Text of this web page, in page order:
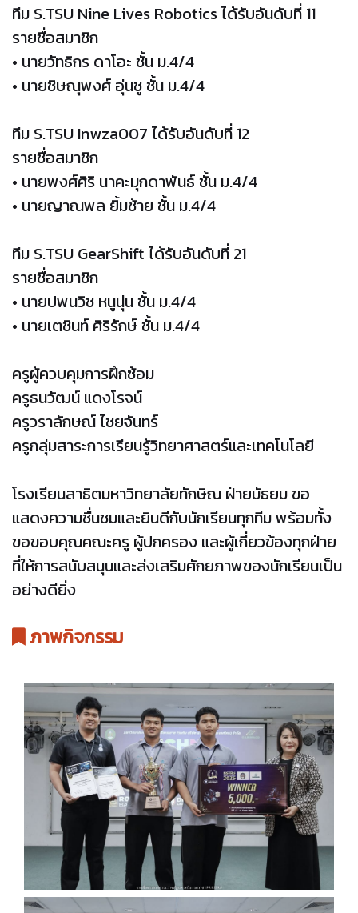
ทีม S.TSU Nine Lives Robotics ได้รับอันดับที่ 11
รายชื่อสมาชิก
• นายวัทธิกร ดาโอะ ชั้น ม.4/4
• นายชิษณุพงศ์ อุ่นชู ชั้น ม.4/4
ทีม S.TSU Inwza007 ได้รับอันดับที่ 12
รายชื่อสมาชิก
• นายพงศ์ศิริ นาคะมุกดาพันธ์ ชั้น ม.4/4
• นายญาณพล ยิ้มซ้าย ชั้น ม.4/4
ทีม S.TSU GearShift ได้รับอันดับที่ 21
รายชื่อสมาชิก
• นายปพนวิช หนูนุ่น ชั้น ม.4/4
• นายเตชินท์ ศิริรักษ์ ชั้น ม.4/4
ครูผู้ควบคุมการฝึกซ้อม
ครูธนวัฒน์ แดงโรจน์
ครูวราลักษณ์ ไชยจันทร์
ครูกลุ่มสาระการเรียนรู้วิทยาศาสตร์และเทคโนโลยี
โรงเรียนสาธิตมหาวิทยาลัยทักษิณ ฝ่ายมัธยม ขอ
แสดงความชื่นชมและยินดีกับนักเรียนทุกทีม พร้อมทั้ง
ขอขอบคุณคณะครู ผู้ปกครอง และผู้เกี่ยวข้องทุกฝ่าย
ที่ให้การสนับสนุนและส่งเสริมศักยภาพของนักเรียนเป็น
อย่างดียิ่ง
ภาพกิจกรรม